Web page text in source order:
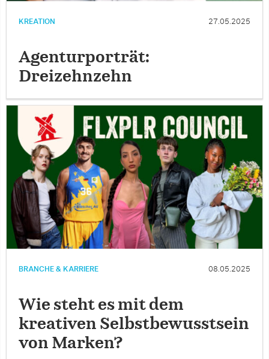
KREATION 27.05.2025
Agenturporträt:
Dreizehnzehn
BRANCHE & KARRIERE 08.05.2025
Wie steht es mit dem
kreativen Selbstbewusstsein
von Marken?